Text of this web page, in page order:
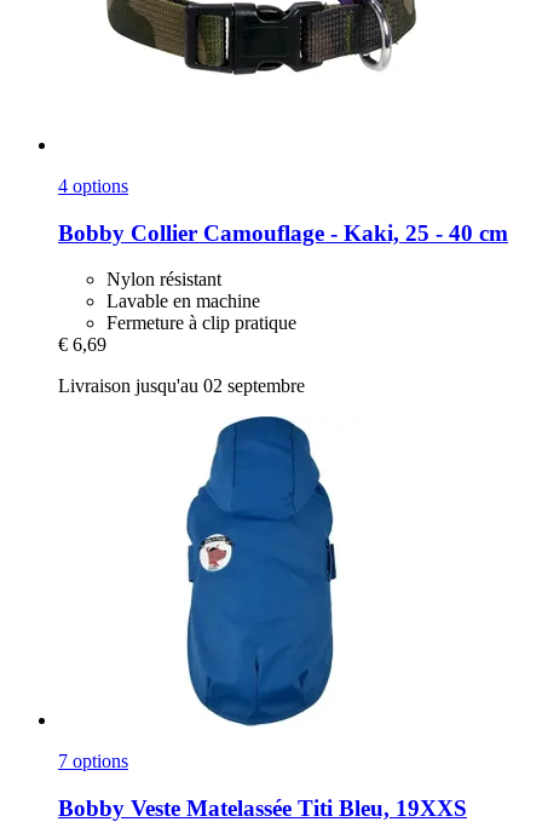
4 options
Bobby Collier Camouflage -​ Kaki, 25 -​ 40 cm
Nylon résistant
Lavable en machine
Fermeture à clip pratique
€ 6,69
Livraison jusqu'au 02 septembre
7 options
Bobby Veste Matelassée Titi Bleu, 19XXS